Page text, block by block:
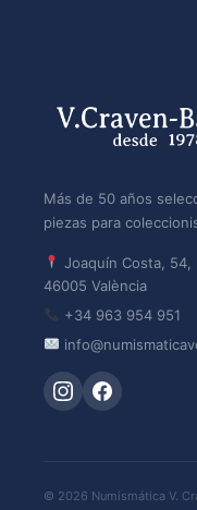
Más de 50 años
piezas para
Joaquín Costa, 54,
46005 València
+34 963 954 951
© 2026 Numismática V.